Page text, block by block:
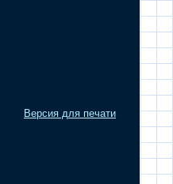
Версия для печати